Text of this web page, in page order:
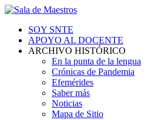
SOY SNTE
APOYO AL DOCENTE
ARCHIVO HISTÓRICO
En la punta de la lengua
Crónicas de Pandemia
Efemérides
Saber más
Noticias
Mapa de Sitio